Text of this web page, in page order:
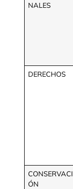
NALES
DERECHOS
CONSERVACI
ÓN